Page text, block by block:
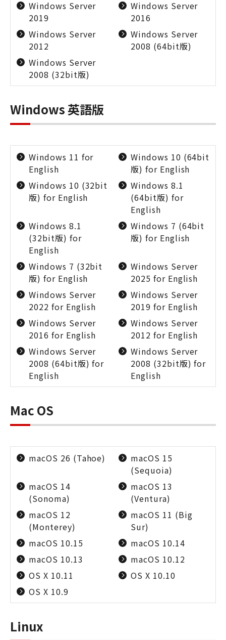
Windows Server
2019
Windows Server
2016
Windows Server
2012
Windows Server
2008 (64bit版)
Windows Server
2008 (32bit版)
Windows 英語版
Windows 11 for
English
Windows 10 (64bit
版) for English
Windows 10 (32bit
版) for English
Windows 8.1
(64bit版) for
English
Windows 8.1
(32bit版) for
English
Windows 7 (64bit
版) for English
Windows 7 (32bit
版) for English
Windows Server
2025 for English
Windows Server
2022 for English
Windows Server
2019 for English
Windows Server
2016 for English
Windows Server
2012 for English
Windows Server
2008 (64bit版) for
English
Windows Server
2008 (32bit版) for
English
Mac OS
macOS 26 (Tahoe)
macOS 15
(Sequoia)
macOS 14
(Sonoma)
macOS 13
(Ventura)
macOS 12
(Monterey)
macOS 11 (Big
Sur)
macOS 10.15
macOS 10.14
macOS 10.13
macOS 10.12
OS X 10.11
OS X 10.10
OS X 10.9
Linux